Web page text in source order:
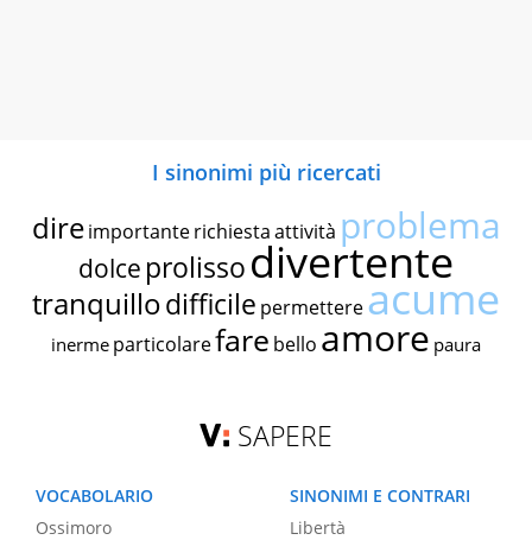
I sinonimi più ricercati
dire importante richiestaattività problema
dolce prolissodivertente
tranquillodifficile permettereacume
inerme particolarefare bello amore paura
SAPERE
VOCABOLARIO
Ossimoro
SINONIMI E CONTRARI
Libertà